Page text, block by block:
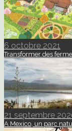
6 octobre 2021
Transformer des
21 septembre
A Mexico, un parc